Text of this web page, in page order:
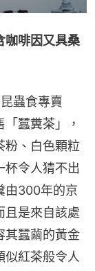
咖啡因又具桑
蟲食專賣
蠶糞茶」，
粉、白色顆粒
杯令人猜不出
由300年的京
且是來自該處
其蠶繭的黃金
似紅茶般令人